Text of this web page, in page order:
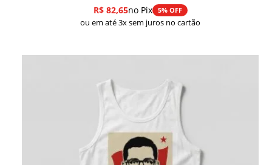
R$82,65no Pix 5% OFF
ou em até 3x sem juros no cartão